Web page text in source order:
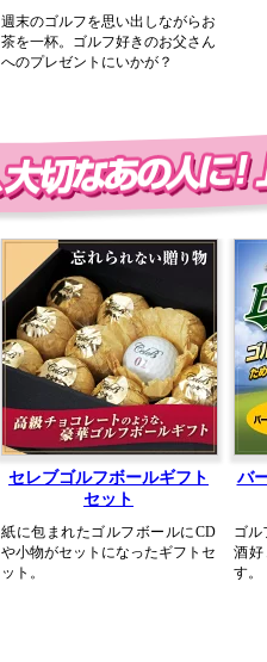
週末のゴルフを思い出しながらお
茶を一杯。ゴルフ好きのお父さん
へのプレゼントにいかが？
セレブゴルフボールギフト
セット
紙に包まれたゴルフボールにCD
や小物がセットになったギフトセ
ット。
バ
ゴル
酒
す。